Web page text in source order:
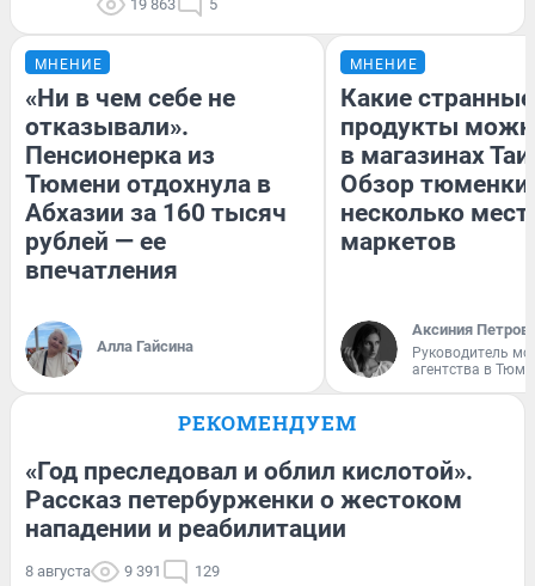
19 863 5
МНЕНИЕ
«Ни в чем себе не
отказывали».
Пенсионерка из
Тюмени отдохнула в
Абхазии за 160 тысяч
рублей — ее
впечатления
Алла Гайсина
МНЕНИЕ
Какие странные
продукты
в магазинах
Обзор тюменки
несколько
маркетов
Аксиния
Руководитель
агентства в
РЕКОМЕНДУЕМ
«Год преследовал и облил кислотой».
Рассказ петербурженки о жестоком
нападении и реабилитации
8 августа 9 391 129